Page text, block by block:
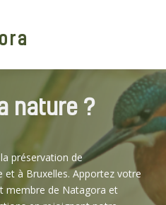
nature ?
préservation de
et à Bruxelles. Apportez votre
membre de Natagora et